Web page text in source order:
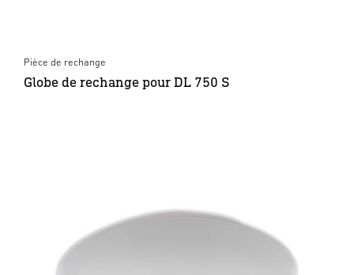
Pièce de rechange
Globe de rechange pour DL 750 S